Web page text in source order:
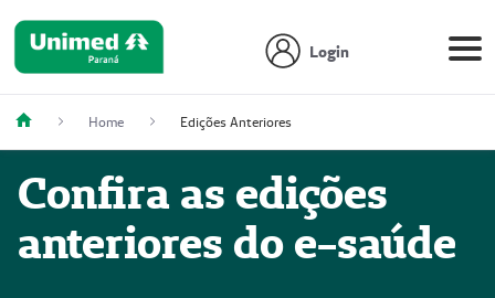
Login
Home Edições Anteriores
Confira as edições
anteriores do e-saúde